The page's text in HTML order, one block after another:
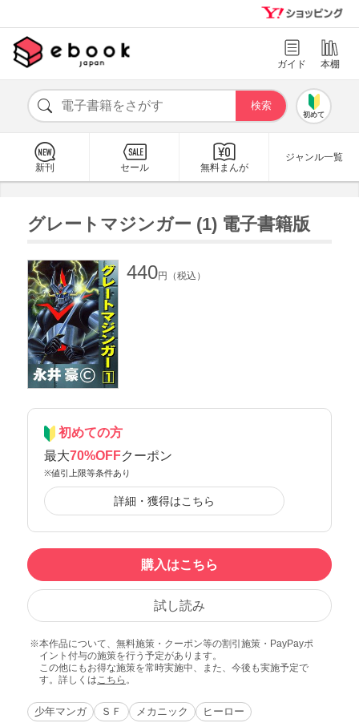
ガイド 本棚
初めて
新刊 セール 無料まんが
ジャンル一覧
グレートマジンガー (1) 電子書籍版
440円（税込）
初めての方
最大70%OFFクーポン
※値引上限等条件あり
詳細・獲得はこちら
購入はこちら
試し読み
本作品について、無料施策・クーポン等の割引施策・PayPayポ
イント付与の施策を行う予定があります。
この他にもお得な施策を常時実施中、また、今後も実施予定で
す。詳しくは こちら 。
少年マンガ ＳＦ メカニック ヒーロー